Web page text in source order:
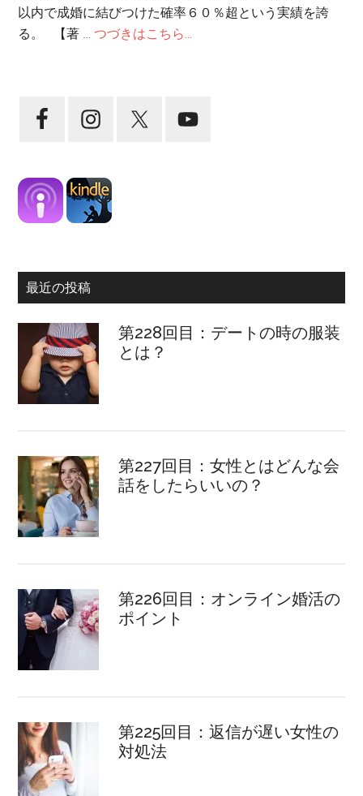
以内で成婚に結びつけた確率６０％超という実績を誇
る。 【著 …つづきはこちら...
最近の投稿
第228回目：デートの時の服装
とは？
第227回目：女性とはどんな会
話をしたらいいの？
第226回目：オンライン婚活の
ポイント
第225回目：返信が遅い女性の
対処法